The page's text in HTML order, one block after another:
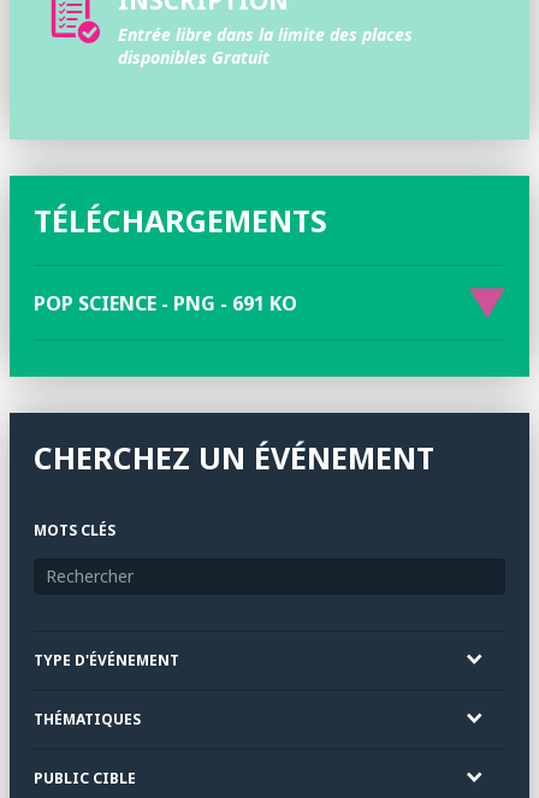
Entrée libre dans la limite des places
disponibles Gratuit
TÉLÉCHARGEMENTS
POP SCIENCE - PNG - 691 KO
CHERCHEZ UN ÉVÉNEMENT
MOTS CLÉS
TYPE D'ÉVÉNEMENT
THÉMATIQUES
PUBLIC CIBLE